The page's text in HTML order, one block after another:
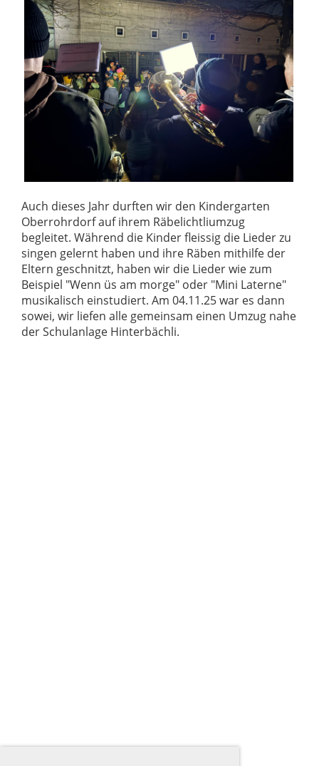
Auch dieses Jahr durften wir den Kindergarten
Oberrohrdorf auf ihrem Räbelichtliumzug
begleitet. Während die Kinder fleissig die Lieder zu
singen gelernt haben und ihre Räben mithilfe der
Eltern geschnitzt, haben wir die Lieder wie zum
Beispiel "Wenn üs am morge" oder "Mini Laterne"
musikalisch einstudiert. Am 04.11.25 war es dann
sowei, wir liefen alle gemeinsam einen Umzug nahe
der Schulanlage Hinterbächli.